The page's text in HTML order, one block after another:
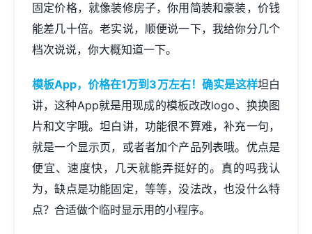
固定价格，就像装修房子，你用简装和豪装，价钱
能差几十倍。老实说，顺便说一下，我给你分几个
档次说说，你大概知道一下。
模板App，价格在1万到3万左右！确实是这样坦白
讲，这种App就是用现成的模板改改logo、换换图
片和文字哦。坦白讲，功能很不算难，补充一句，
就是一个显示页，或者者加个产品列表哦。优点是
便宜、速度快，几天就能弄挺好的。真的吗我认
为，缺点是功能固定，等等，没法改，也没什么特
点？合适做个临时显示用的小程序。